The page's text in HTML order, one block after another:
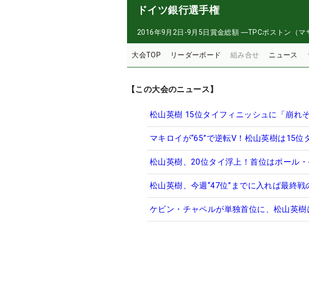
ドイツ銀行選手権
2016年9月2日-9月5日賞金総額 ―TPCボストン（マ
大会TOP リーダーボード 組み合せ ニュース
【この大会のニュース】
松山英樹 15位タイフィニッシュに「崩れ
マキロイが“65”で逆転V！松山英樹は15位
松山英樹、20位タイ浮上！首位はポール
松山英樹、今週“47位”までに入れば最終戦
ケビン・チャペルが単独首位に、松山英樹